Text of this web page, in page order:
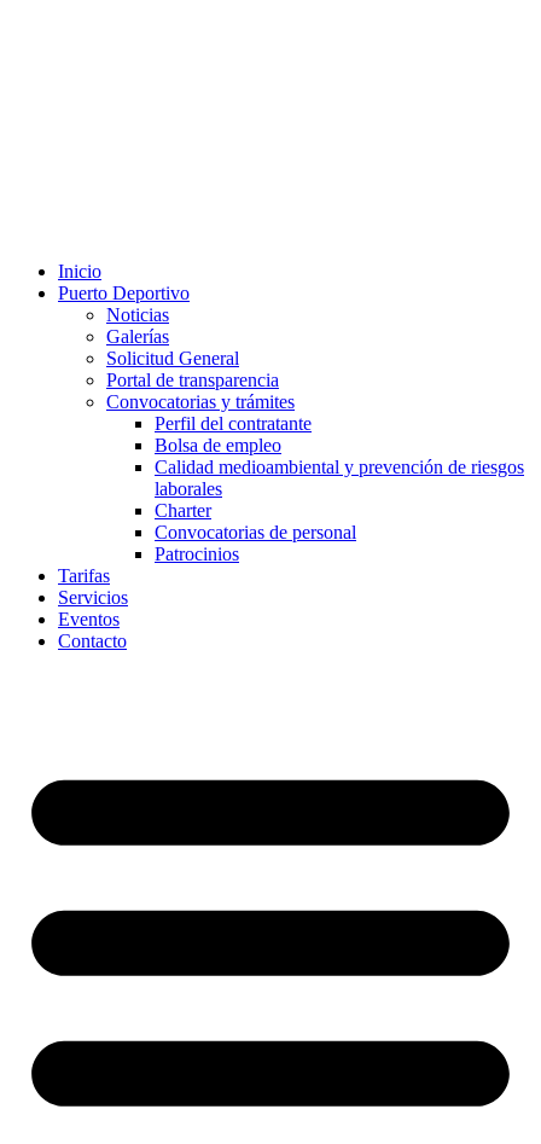
Inicio
Puerto Deportivo
Noticias
Galerías
Solicitud General
Portal de transparencia
Convocatorias y trámites
Perfil del contratante
Bolsa de empleo
Calidad medioambiental y prevención de riesgos
laborales
Charter
Convocatorias de personal
Patrocinios
Tarifas
Servicios
Eventos
Contacto